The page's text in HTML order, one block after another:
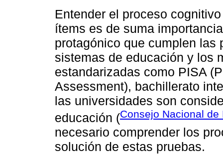
Entender el proceso
ítems es de suma
protagónico que cumplen las
sistemas de educación y los
estandarizadas como PISA
Assessment), bachillerato
las universidades son
educación (Consejo Nacional
necesario comprender los
solución de estas pruebas.